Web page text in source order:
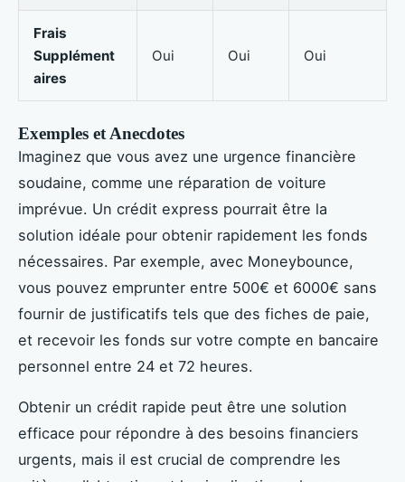
Frais
Supplément
aires
Oui Oui Oui
Exemples et Anecdotes
Imaginez que vous avez une urgence financière
soudaine, comme une réparation de voiture
imprévue. Un crédit express pourrait être la
solution idéale pour obtenir rapidement les fonds
nécessaires. Par exemple, avec Moneybounce,
vous pouvez emprunter entre 500€ et 6000€ sans
fournir de justificatifs tels que des fiches de paie,
et recevoir les fonds sur votre compte en bancaire
personnel entre 24 et 72 heures.
Obtenir un crédit rapide peut être une solution
efficace pour répondre à des besoins financiers
urgents, mais il est crucial de comprendre les